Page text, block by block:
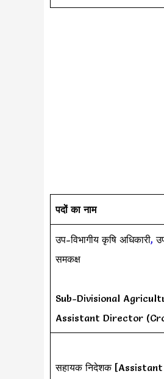
पदों का नाम
उप-विभागीय कृषि अधिकारी,
समकक्ष
Sub-Divisional
Assistant Director
सहायक निदेशक